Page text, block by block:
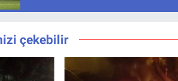
çekebilir